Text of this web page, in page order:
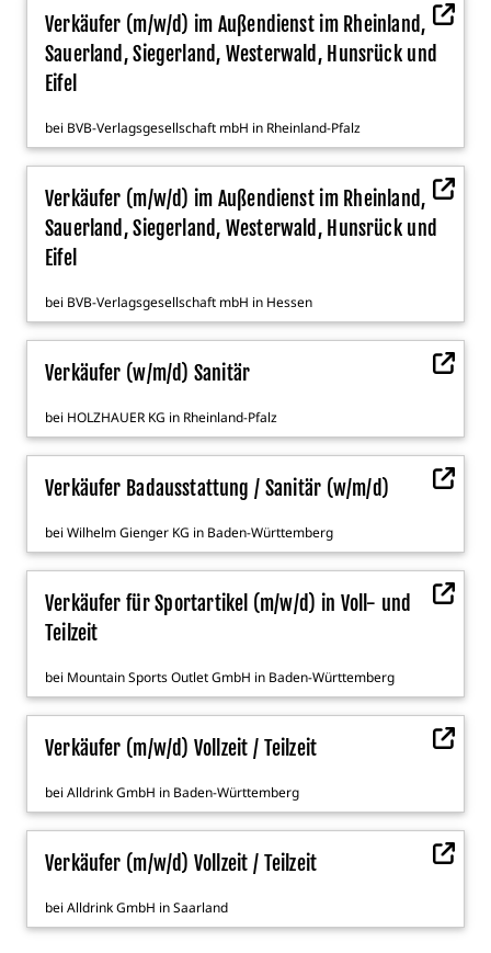
Verkäufer (m/w/d) im Außendienst im Rheinland,
Sauerland, Siegerland, Westerwald, Hunsrück und
Eifel
bei BVB-Verlagsgesellschaft mbH in Rheinland-Pfalz
Verkäufer (m/w/d) im Außendienst im Rheinland,
Sauerland, Siegerland, Westerwald, Hunsrück und
Eifel
bei BVB-Verlagsgesellschaft mbH in Hessen
Verkäufer (w/m/d) Sanitär
bei HOLZHAUER KG in Rheinland-Pfalz
Verkäufer Badausstattung / Sanitär (w/m/d)
bei Wilhelm Gienger KG in Baden-Württemberg
Verkäufer für Sportartikel (m/w/d) in Voll- und
Teilzeit
bei Mountain Sports Outlet GmbH in Baden-Württemberg
Verkäufer (m/w/d) Vollzeit / Teilzeit
bei Alldrink GmbH in Baden-Württemberg
Verkäufer (m/w/d) Vollzeit / Teilzeit
bei Alldrink GmbH inSaarland